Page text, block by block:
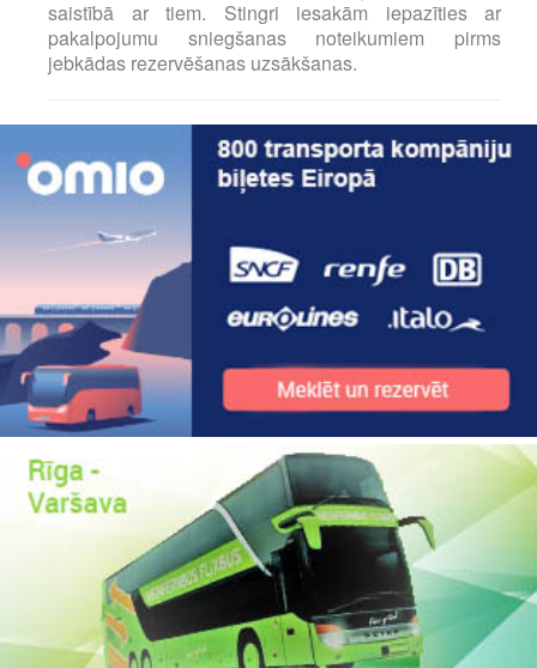
saistībā ar tiem. Stingri iesakām iepazīties ar
pakalpojumu sniegšanas noteikumiem pirms
jebkādas rezervēšanas uzsākšanas.